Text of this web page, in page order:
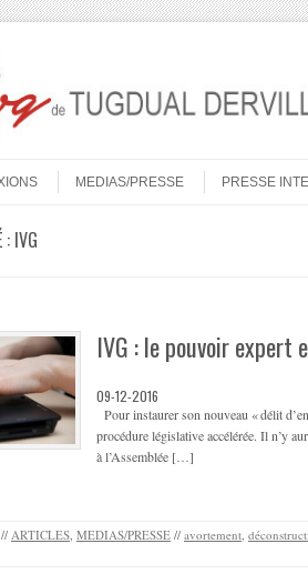
MEDIAS/PRESSE PRESSE
: IVG
IVG : le pouvoir expert
09-12-2016
Pour instaurer son nouveau « délit
procédure législative accélérée. Il n’y
à l’Assemblée […]
// ARTICLES MEDIAS/PRESSE // avortement